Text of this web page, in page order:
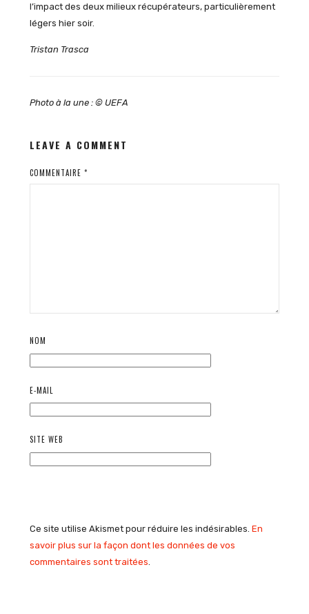
l’impact des deux milieux récupérateurs, particulièrement
légers hier soir.
Tristan Trasca
Photo à la une : © UEFA
LEAVE A COMMENT
COMMENTAIRE *
NOM
E-MAIL
SITE WEB
Ce site utilise Akismet pour réduire les indésirables. En
savoir plus sur la façon dont les données de vos
commentaires sont traitées